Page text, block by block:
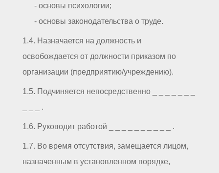
- основы психологии;
- основы законодательства о труде.
1.4. Назначается на должность и
освобождается от должности приказом по
организации (предприятию/учреждению).
1.5. Подчиняется непосредственно _ _ _ _ _ _ _
_ _ _ .
1.6. Руководит работой _ _ _ _ _ _ _ _ _ _ .
1.7. Во время отсутствия, замещается лицом,
назначенным в установленном порядке,